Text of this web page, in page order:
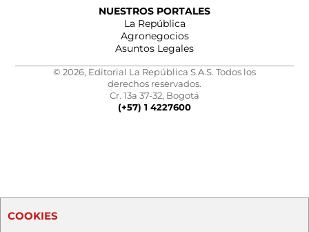
NUESTROS PORTALES
La República
Agronegocios
Asuntos Legales
© 2026, Editorial La República S.A.S. Todos los
derechos reservados.
Cr. 13a 37-32, Bogotá
(+57) 1 4227600
COOKIES